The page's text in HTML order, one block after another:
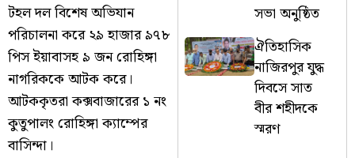
টহল দল বিশেষ অভিযান
পরিচালনা করে ২৯ হাজার ৯৭৮
পিস ইয়াবাসহ ৯ জন রোহিঙ্গা
নাগরিককে আটক করে।
আটককৃতরা কক্সবাজারের ১ নং
কুতুপালং রোহিঙ্গা ক্যাম্পের
বাসিন্দা।
সভা অনুষ্ঠিত
ঐতিহাসিক
নাজিরপুর যুদ্ধ
দিবসে সাত
বীর শহীদকে
স্মরণ